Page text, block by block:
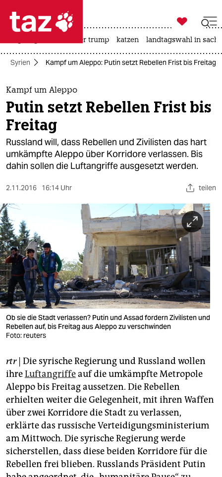
 taz zahl ich
taz zahl ich
themen
politik
öko
gesellschaft
sport
berlin
nord
wahrheit
verlag
verlag
veranstaltungen
fragen & hilfe
unterstützen
abo
genossenschaft
epaper login

taz zahl ich
usa unter trump katzen landtagswahl in
Syrien Kampf um Aleppo: Putin setzt Rebellen Frist bis Freitag
Kampf um Aleppo
Putin setzt Rebellen Frist bis
Freitag
Russland will, dass Rebellen und Zivilisten das hart
umkämpfte Aleppo über Korridore verlassen. Bis
dahin sollen die Luftangriffe ausgesetzt werden.
2.11.2016 16:14 Uhr teilen
Ob sie die Stadt verlassen? Putin und Assad fordern Zivilisten und
Rebellen auf, bis Freitag aus Aleppo zu verschwinden
Foto: reuters
rtr| Die syrische Regierung und Russland wollen
ihreLuftangriffeauf die umkämpfte Metropole
Aleppo bis Freitag aussetzen. Die Rebellen
erhielten weiter die Gelegenheit, mit ihren Waffen
über zwei Korridore die Stadt zu verlassen,
erklärte das russische Verteidigungsministerium
am Mittwoch. Die syrische Regierung werde
sicherstellen, dass diese beiden Korridore für die
Rebellen frei blieben. Russlands Präsident Putin